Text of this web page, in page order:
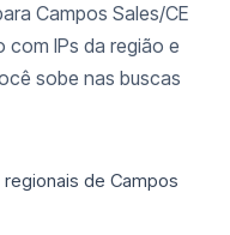
Campos Sales/CE
IPs da região e
sobe nas buscas
de Campos